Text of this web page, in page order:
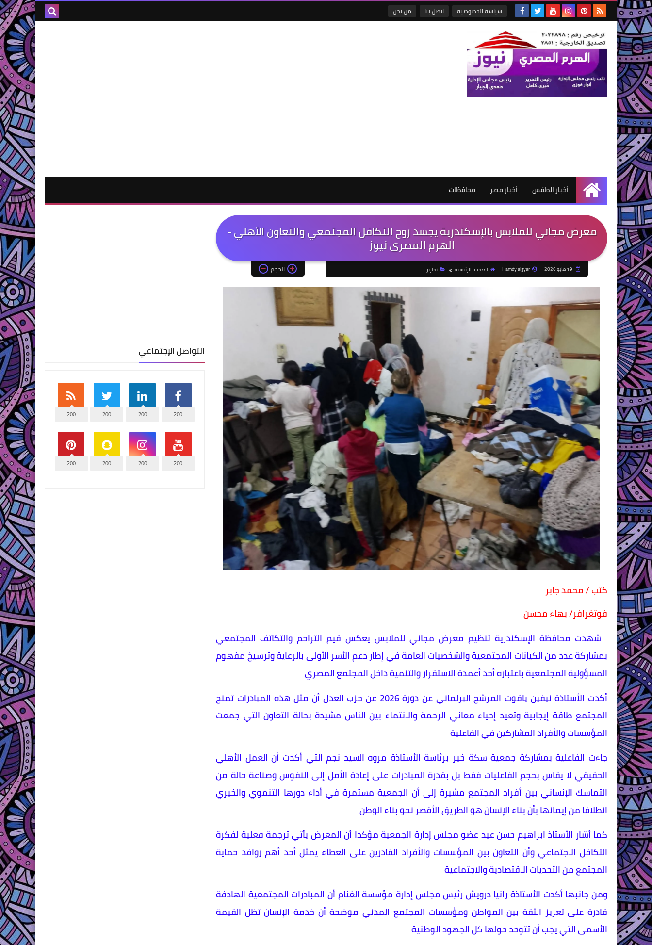
سياسة الخصوصية اتصل بنا من نحن
الرئيسية
أخبار الطقس أخبار مصر محافظات
معرض مجاني للملابس بالإسكندرية يجسد روح التكافل المجتمعي والتعاون الأهلي -
الهرم المصرى نيوز
Hamdy algyar الصفحة الرئيسية تقارير الحجم
كتب / محمد جابر
فوتغرافر/ بهاء محسن
شهدت محافظة الإسكندرية تنظيم معرض مجاني للملابس يعكس قيم التراحم والتكاتف المجتمعي
بمشاركة عدد من الكيانات المجتمعية والشخصيات العامة في إطار دعم الأسر الأولى بالرعاية وترسيخ مفهوم
المسؤولية المجتمعية باعتباره أحد أعمدة الاستقرار والتنمية داخل المجتمع المصري
أكدت الأستاذة نيفين ياقوت المرشح البرلماني عن دورة 2026 عن حزب العدل أن مثل هذه المبادرات تمنح
المجتمع طاقة إيجابية وتعيد إحياء معاني الرحمة والانتماء بين الناس مشيدة بحالة التعاون التي جمعت
المؤسسات والأفراد المشاركين في الفاعلية
جاءت الفاعلية بمشاركة جمعية سكة خير برئاسة الأستاذة مروه السيد نجم التي أكدت أن العمل الأهلي
الحقيقي لا يقاس بحجم الفاعليات فقط بل بقدرة المبادرات على إعادة الأمل إلى النفوس وصناعة حالة من
التماسك الإنساني بين أفراد المجتمع مشيرة إلى أن الجمعية مستمرة في أداء دورها التنموي والخيري
انطلاقا من إيمانها بأن بناء الإنسان هو الطريق الأقصر نحو بناء الوطن
كما أشار الأستاذ ابراهيم حسن عيد عضو مجلس إدارة الجمعية مؤكدا أن المعرض يأتي ترجمة فعلية لفكرة
التكافل الاجتماعي وأن التعاون بين المؤسسات والأفراد القادرين على العطاء يمثل أحد أهم روافد حماية
المجتمع من التحديات الاقتصادية والاجتماعية
ومن جانبها أكدت الأستاذة رانيا درويش رئيس مجلس إدارة مؤسسة الغنام أن المبادرات المجتمعية الهادفة
قادرة على تعزيز الثقة بين المواطن ومؤسسات المجتمع المدني موضحة أن خدمة الإنسان تظل القيمة
الأسمى التي يجب أن تتوحد حولها كل الجهود الوطنية
التواصل الإجتماعي
200
200
200
200
200
200
200
200